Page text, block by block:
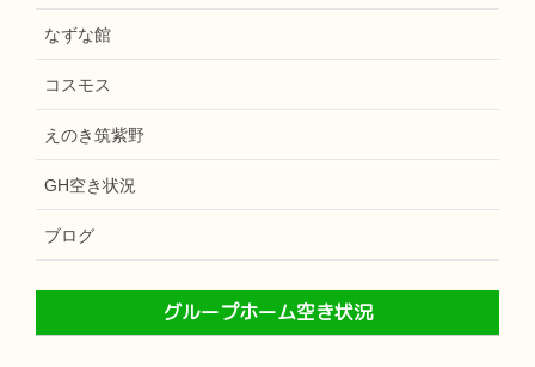
なずな館
コスモス
えのき筑紫野
GH空き状況
ブログ
グループホーム空き状況